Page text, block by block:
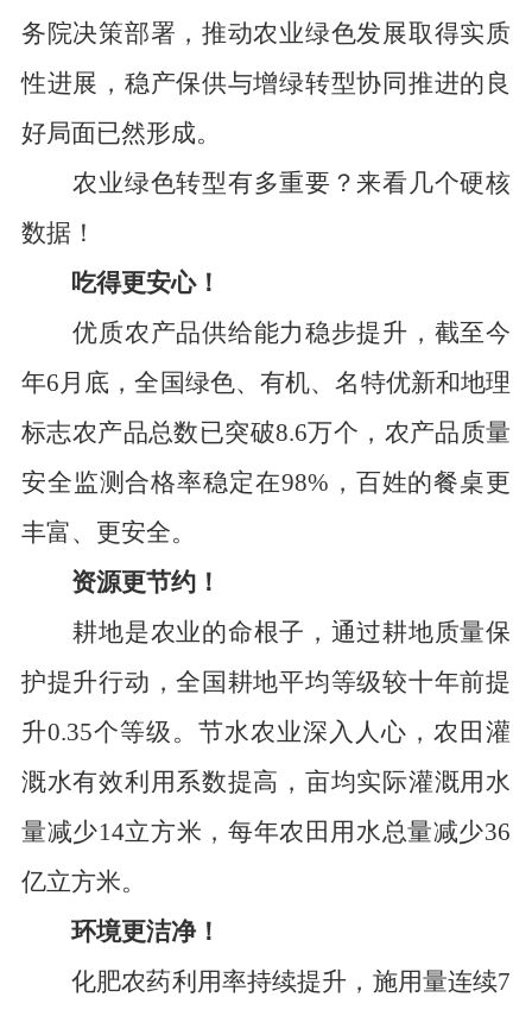
务院决策部署，推动农业绿色发展取得实质
性进展，稳产保供与增绿转型协同推进的良
好局面已然形成。
农业绿色转型有多重要 ？ 来看几个硬核
数据！
吃得更安心！
优质农产品供给能力稳步提升，截至今
年6月底，全国绿色、有机、名特优新和地理
标志农产品总数已突破8.6万个， 农产品质量
安全监测合格率稳定在98% ， 百姓的餐桌更
丰富、更安全。
资源更节约！
耕地是农业的命根子，通过耕地质量保
护提升行动，全国耕地平均等级较十年前提
升0.35个等级。 节水农业深入人心，农田灌
溉水有效利用系数提高，亩均实际灌溉用水
量减少14立方米， 每年农田用水总量减少36
亿立方米。
环境更洁净！
化肥农药利用率持续提升，施用量连续7